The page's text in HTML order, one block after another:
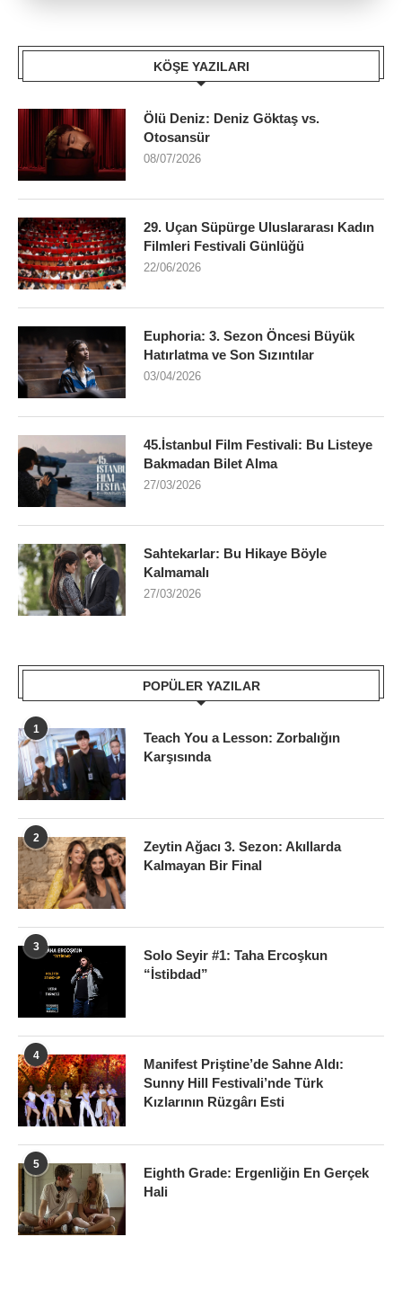
KÖŞE YAZILARI
Ölü Deniz: Deniz Göktaş vs.
Otosansür
08/07/2026
29. Uçan Süpürge Uluslararası Kadın
Filmleri Festivali Günlüğü
22/06/2026
Euphoria: 3. Sezon Öncesi Büyük
Hatırlatma ve Son Sızıntılar
03/04/2026
45.İstanbul Film Festivali: Bu Listeye
Bakmadan Bilet Alma
27/03/2026
Sahtekarlar: Bu Hikaye Böyle
Kalmamalı
27/03/2026
POPÜLER YAZILAR
1
Teach You a Lesson: Zorbalığın
Karşısında
2
Zeytin Ağacı 3. Sezon: Akıllarda
Kalmayan Bir Final
3
Solo Seyir #1: Taha Ercoşkun
“İstibdad”
4
Manifest Priştine’de Sahne Aldı:
Sunny Hill Festivali’nde Türk
Kızlarının Rüzgârı Esti
5
Eighth Grade: Ergenliğin En Gerçek
Hali